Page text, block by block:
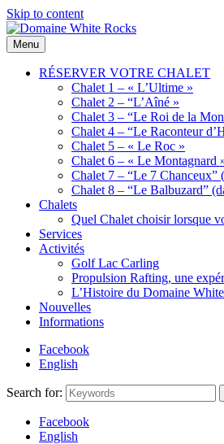
Skip to content
Domaine
White
Location
Menu
RÉSERVER VOTRE CHALET
Chalet 1 – « L’Ultime »
Chalet 2 – “L’Aîné »
Chalet 3 – “Le Roi de la
Chalet 4 – “Le Raconteur
Chalet 5 – « Le Roc »
Chalet 6 – « Le Montagnard
Chalet 7 – “Le 7 Chanceux”
Chalet 8 – “Le Balbuzard”
Chalets
Quel Chalet choisir lorsque
Services
Activités
Golf Lac Carling
Propulsion Rafting, une
L’Histoire du Domaine
Nouvelles
Informations
Facebook
English
Search for:
Facebook
English